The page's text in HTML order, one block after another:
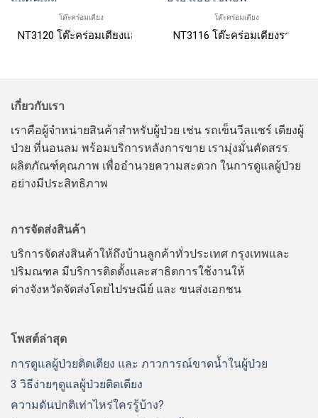
โต๊ะคร่อมเตียง
NT3120 โต๊ะคร่อมเตียงแสตนเลส หน้าโฟเมก้าขาวขอบสแตนเลส
โต๊ะคร่อมเตียง
NT3116 โต๊ะคร่อมเตียงราคา
ราคาถูก/โต๊ะวางอาหาร/OverBed
เกี่ยวกับเรา
เราคือผู้จำหน่ายสินค้าสำหรับผู้ป่วย เช่น รถเข็นวีลแชร์ เตียงผู้
ป่วย ที่นอนลม พร้อมบริการหลังการขาย เรามุ่งมั่นคัดสรร
ผลิตภัณฑ์คุณภาพ เพื่ออำนวยความสะดวก ในการดูแลผู้ป่วย
อย่างมีประสิทธิภาพ
การจัดส่งสินค้า
บริการจัดส่งสินค้าให้ถึงบ้านลูกค้าทั่วประเทศ กรุงเทพและ
ปริมณฑล มีบริการติดตั้งและสาธิตการใช้งานให้
ต่างจังหวัดจัดส่งโดยไปรษณีย์ และ ขนส่งเอกชน
โพสต์ล่าสุด
การดูแลผู้ป่วยติดเตียง และ ภาวการณ์ขาดน้ำในผู้ป่วย
3 วิธีง่ายๆดูแลผู้ป่วยติดเตียง
ความดันปกติเท่าไหร่ใครรู้บ้าง?